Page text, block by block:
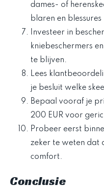
dames- of
blaren en
Investeer in
kniebeschermers
te blijven.
Lees
je besluit welke
Bepaal vooraf je
200 EUR voor
Probeer eerst
zeker te weten dat
comfort.
Conclusie